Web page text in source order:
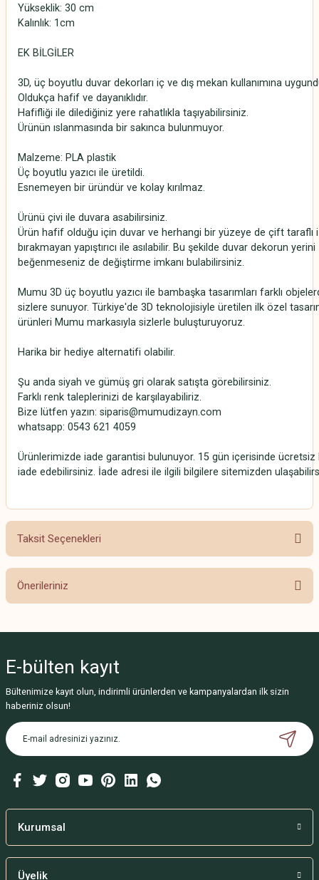
Yükseklik: 30 cm
Kalınlık: 1cm
EK BİLGİLER
3D, üç boyutlu duvar dekorları iç ve dış mekan kullanımına
Oldukça hafif ve dayanıklıdır.
Hafifliği ile dilediğiniz yere rahatlıkla taşıyabilirsiniz.
Ürünün ıslanmasında bir sakınca bulunmuyor.
Malzeme: PLA plastik
Üç boyutlu yazıcı ile üretildi.
Esnemeyen bir üründür ve kolay kırılmaz.
Ürünü çivi ile duvara asabilirsiniz.
Ürün hafif olduğu için duvar ve herhangi bir yüzeye de çift taraflı
bırakmayan yapıştırıcı ile asılabilir. Bu şekilde duvar dekorun yerini
beğenmeseniz de değiştirme imkanı bulabilirsiniz.
Mumu 3D üç boyutlu yazıcı ile bambaşka tasarımları farklı
sizlere sunuyor. Türkiye'de 3D teknolojisiyle üretilen ilk özel
ürünleri Mumu markasıyla sizlerle buluşturuyoruz.
Harika bir hediye alternatifi olabilir.
Şu anda siyah ve gümüş gri olarak satışta görebilirsiniz.
Farklı renk taleplerinizi de karşılayabiliriz.
Bize lütfen yazın: siparis@mumudizayn.com
whatsapp: 0543 621 4059
Ürünlerimizde iade garantisi bulunuyor. 15 gün içerisinde ücretsiz
iade edebilirsiniz. İade adresi ile ilgili bilgilere sitemizden
Taksit Seçenekleri
Önerileriniz
Görüş ve önerileriniz için teşekkür ederiz.
Ürün resmi kalitesiz, bozuk veya görüntülenemiyor.
Ürün açıklamasında eksik bilgiler bulunuyor.
Ürün bilgilerinde hatalar bulunuyor.
Bu ürüne benzer farklı alternatifler olmalı.
E-bülten kayıt
Bültenimize kayıt olun, indirimli ürünlerden ve kampanyalardan ilk sizin
haberiniz olsun!
Kurumsal
Üyelik